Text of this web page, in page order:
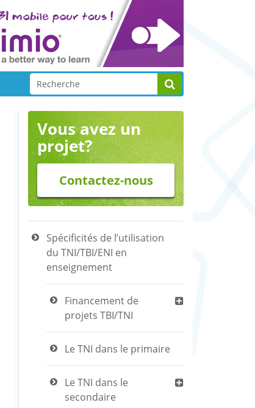
Vous avez un
projet?
Contactez-nous
Spécificités de l’utilisation
du TNI/TBI/ENI en
enseignement
Financement de
projets TBI/TNI
Le TNI dans le primaire
Le TNI dans le
secondaire